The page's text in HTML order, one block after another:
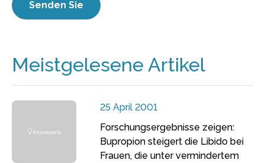
Meistgelesene Artikel
25 April 2001
Forschungsergebnisse zeigen:
Bupropion steigert die Libido bei
Frauen, die unter vermindertem